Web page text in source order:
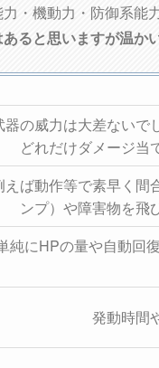
・機動力・防御系能
ると思いますが温か
器の威力は大差ないで
どれだけダメージ当
えば動作等で素早く間
ンプ）や障害物を飛
純にHPの量や自動回
発動時間